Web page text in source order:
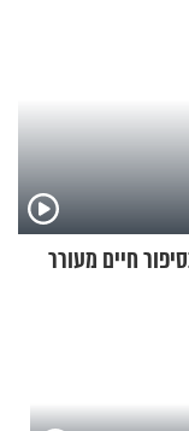
חיים מעורר